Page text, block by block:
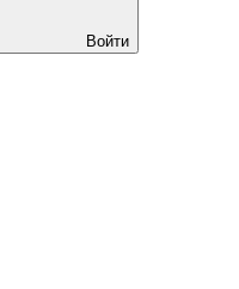
Войти